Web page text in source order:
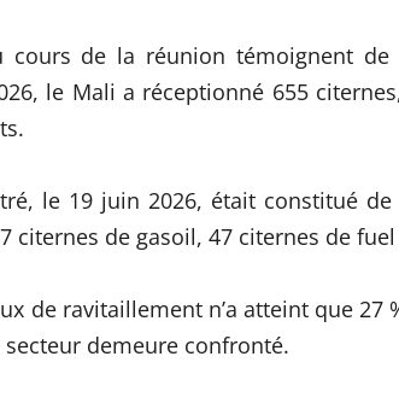
cours de la réunion témoignent de
le Mali a réceptionné 655
le 19 juin 2026, était constitué
citernes de gasoil, 47 citernes de
de ravitaillement n’a atteint que
demeure confronté.